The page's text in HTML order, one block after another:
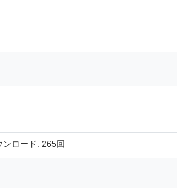
ンロード: 265回